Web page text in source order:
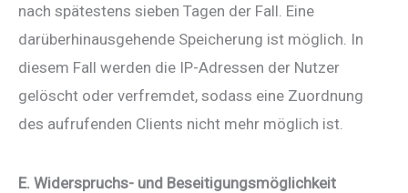
nach spätestens sieben Tagen der Fall. Eine
darüberhinausgehende Speicherung ist möglich. In
diesem Fall werden die IP-Adressen der Nutzer
gelöscht oder verfremdet, sodass eine Zuordnung
des aufrufenden Clients nicht mehr möglich ist.
E. Widerspruchs- und Beseitigungsmöglichkeit